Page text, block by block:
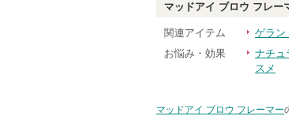
マッドアイ ブロウ フレー
関連アイテム ゲラン
お悩み・効果
ナチュ
スメ
マッドアイ ブロウ フレーマー